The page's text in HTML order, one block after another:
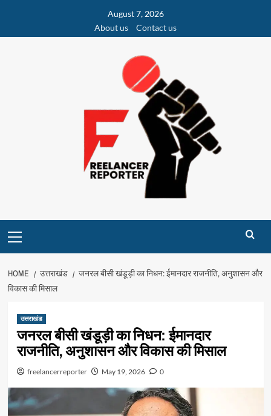
content
August 7, 2026
About us
Contact us
Menu
HOME उत्तराखंड
जनरल बीसी खंडूड़ी का निधन: ईमानदार राजनीति, अनुशासन और
विकास की मिसाल
उत्तराखंड
जनरल बीसी खंडूड़ी का निधन: ईमानदार
राजनीति, अनुशासन और विकास की मिसाल
freelancerreporter May 19, 2026 0